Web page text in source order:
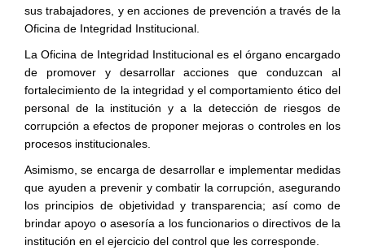
sus trabajadores, y en acciones de prevención a través de la
Oficina de Integridad Institucional.
La Oficina de Integridad Institucional es el órgano encargado
de promover y desarrollar acciones que conduzcan al
fortalecimiento de la integridad y el comportamiento ético del
personal de la institución y a la detección de riesgos de
corrupción a efectos de proponer mejoras o controles en los
procesos institucionales.
Asimismo, se encarga de desarrollar e implementar medidas
que ayuden a prevenir y combatir la corrupción, asegurando
los principios de objetividad y transparencia; así como de
brindar apoyo o asesoría a los funcionarios o directivos de la
institución en el ejercicio del control que les corresponde.